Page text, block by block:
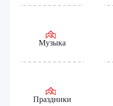
Музыка
Праздники